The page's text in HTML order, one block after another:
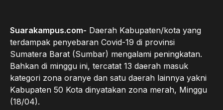
Suarakampus.com- Daerah Kabupaten/kota yang
terdampak penyebaran Covid-19 di provinsi
Sumatera Barat (Sumbar) mengalami peningkatan.
Bahkan di minggu ini, tercatat 13 daerah masuk
kategori zona oranye dan satu daerah lainnya yakni
Kabupaten 50 Kota dinyatakan zona merah, Minggu
(18/04).